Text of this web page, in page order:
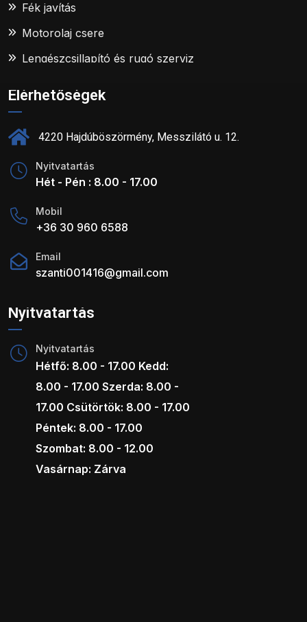
Fék javítás
Motorolaj csere
Lengészcsillapító és rugó szerviz
Elérhetőségek
4220 Hajdúböszörmény, Messzilátó u. 12.
Nyitvatartás
Hét - Pén : 8.00 - 17.00
Mobil
+36 30 960 6588
Email
szanti001416@gmail.com
Nyitvatartás
Nyitvatartás
Hétfő: 8.00 - 17.00 Kedd:
8.00 - 17.00 Szerda: 8.00 -
17.00 Csütörtök: 8.00 - 17.00
Péntek: 8.00 - 17.00
Szombat: 8.00 - 12.00
Vasárnap: Zárva